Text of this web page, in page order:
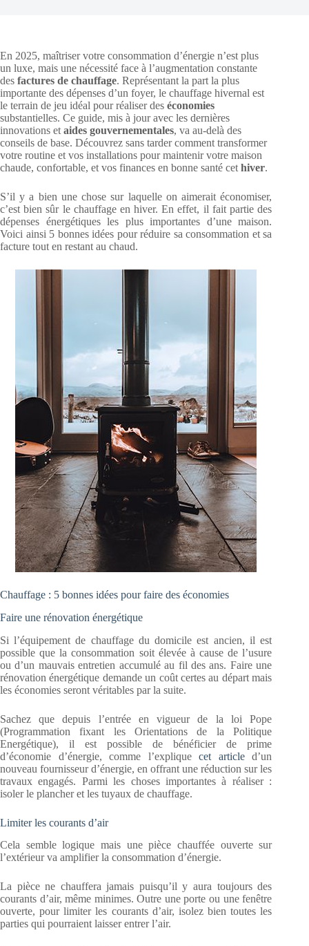
En 2025, maîtriser votre consommation d’énergie n’est plus
un luxe, mais une nécessité face à l’augmentation constante
des factures de chauffage. Représentant la part la plus
importante des dépenses d’un foyer, le chauffage hivernal est
le terrain de jeu idéal pour réaliser des économies
substantielles. Ce guide, mis à jour avec les dernières
innovations et aides gouvernementales, va au-delà des
conseils de base. Découvrez sans tarder comment transformer
votre routine et vos installations pour maintenir votre maison
chaude, confortable, et vos finances en bonne santé cet hiver.
S’il y a bien une chose sur laquelle on aimerait économiser,
c’est bien sûr le chauffage en hiver. En effet, il fait partie des
dépenses énergétiques les plus importantes d’une maison.
Voici ainsi 5 bonnes idées pour réduire sa consommation et sa
facture tout en restant au chaud.
Chauffage : 5 bonnes idées pour faire des économies
Faire une rénovation énergétique
Si l’équipement de chauffage du domicile est ancien, il est
possible que la consommation soit élevée à cause de l’usure
ou d’un mauvais entretien accumulé au fil des ans. Faire une
rénovation énergétique demande un coût certes au départ mais
les économies seront véritables par la suite.
Sachez que depuis l’entrée en vigueur de la loi Pope
(Programmation fixant les Orientations de la Politique
Energétique), il est possible de bénéficier de prime
d’économie d’énergie, comme l’expliquecet articled’un
nouveau fournisseur d’énergie, en offrant une réduction sur les
travaux engagés. Parmi les choses importantes à réaliser :
isoler le plancher et les tuyaux de chauffage.
Limiter les courants d’air
Cela semble logique mais une pièce chauffée ouverte sur
l’extérieur va amplifier la consommation d’énergie.
La pièce ne chauffera jamais puisqu’il y aura toujours des
courants d’air, même minimes. Outre une porte ou une fenêtre
ouverte, pour limiter les courants d’air, isolez bien toutes les
parties qui pourraient laisser entrer l’air.